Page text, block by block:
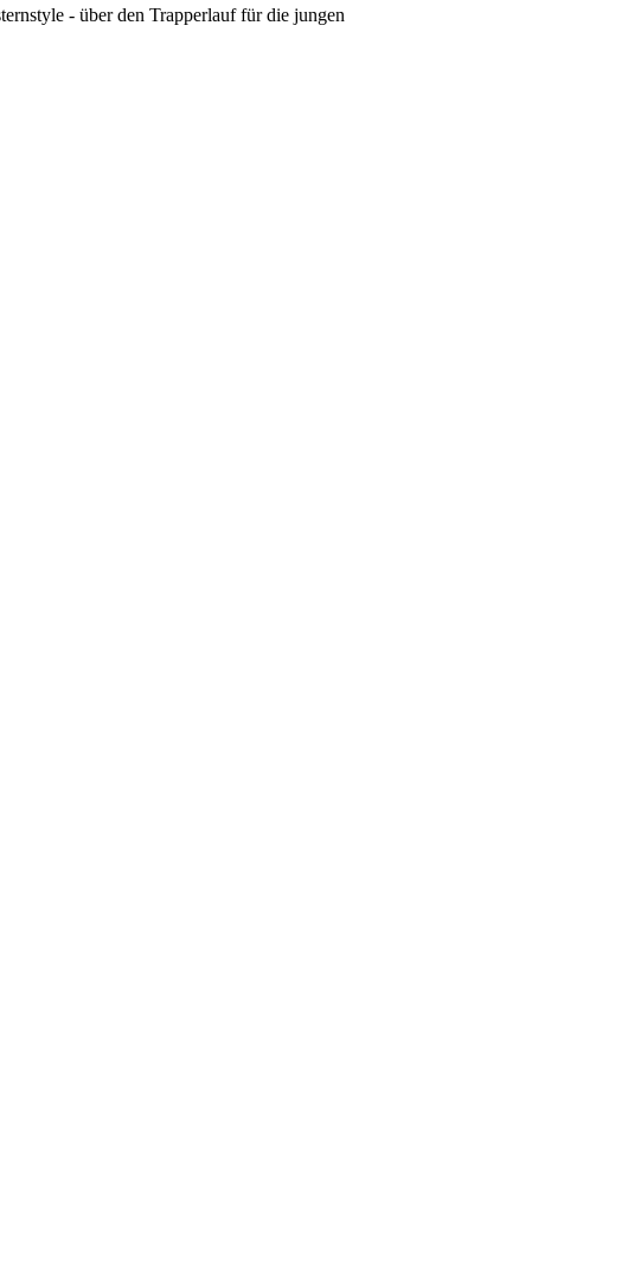
- über den Trapperlauf für die jungen